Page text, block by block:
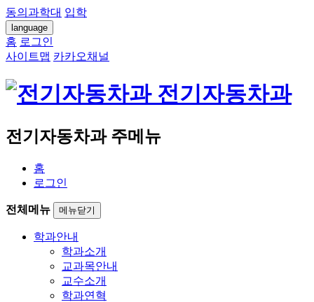
동의과학대 입학
language
홈 로그인
사이트맵 카카오채널
전기자동차과
전기자동차과 주메뉴
홈
로그인
전체메뉴 메뉴닫기
학과안내
학과소개
교과목안내
교수소개
학과연혁